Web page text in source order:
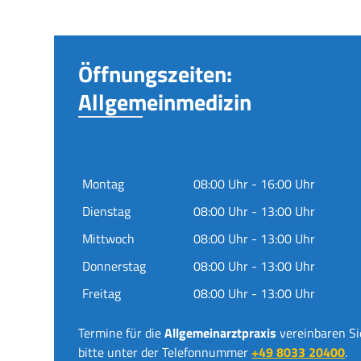
Öffnungszeiten:
Allgemeinmedizin
Montag
08:00 Uhr - 16:00 Uhr
Dienstag
08:00 Uhr - 13:00 Uhr
Mittwoch
08:00 Uhr - 13:00 Uhr
Donnerstag
08:00 Uhr - 13:00 Uhr
Freitag
08:00 Uhr - 13:00 Uhr
Termine für dieAllgemeinarztpraxis vereinbaren
bitte unter der Telefonnummer+49 8033 20400.